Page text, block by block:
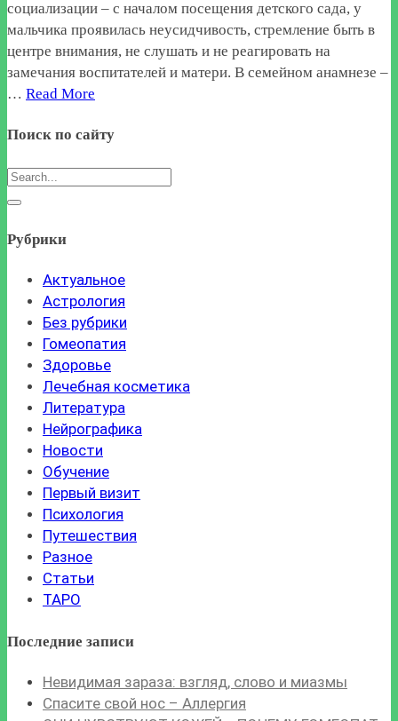
социализации – с началом посещения детского сада, у
мальчика проявилась неусидчивость, стремление быть в
центре внимания, не слушать и не реагировать на
замечания воспитателей и матери. В семейном анамнезе –
… Read More
Поиск по сайту
Рубрики
Актуальное
Астрология
Без рубрики
Гомеопатия
Здоровье
Лечебная косметика
Литература
Нейрографика
Новости
Обучение
Первый визит
Психология
Путешествия
Разное
Статьи
ТАРО
Последние записи
Невидимая зараза: взгляд, слово и миазмы
Спасите свой нос – Аллергия